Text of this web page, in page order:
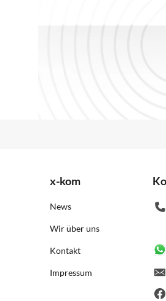
x-kom
News
Wir über uns
Kontakt
Impressum